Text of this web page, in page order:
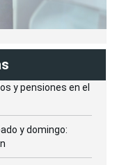
y pensiones en el
y domingo: